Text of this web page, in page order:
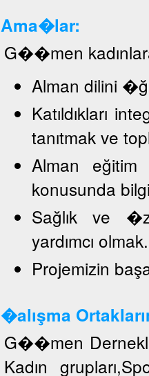
Ama�lar:
G��men
Alman dilini
Katıldıkları
tanıtmak ve
Alman
konusunda
Sağlık ve
yardımcı olmak.
Projemizin
�alışma
G��men
Kadın